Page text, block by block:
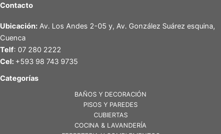
Contacto
Ubicación: Av. Los Andes 2-05 y, Av. González Suárez esquina,
Cuenca
Telf: 07 280 2222
Cel: +593 98 743 9735
Categorías
BAÑOS Y DECORACIÓN
PISOS Y PAREDES
CUBIERTAS
COCINA & LAVANDERÍA